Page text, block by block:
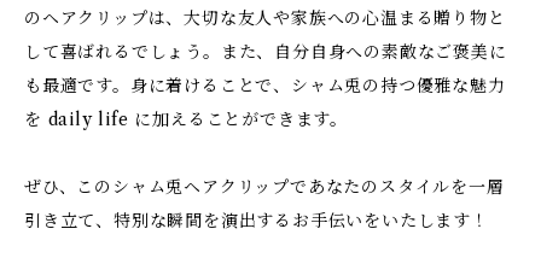
のヘアクリップは、大切な友人や家族への心温まる贈り物と
して喜ばれるでしょう。また、自分自身への素敵なご褒美に
も最適です。身に着けることで、シャム兎の持つ優雅な魅力
を daily life に加えることができます。
ぜひ、このシャム兎ヘアクリップであなたのスタイルを一層
引き立て、特別な瞬間を演出するお手伝いをいたします！